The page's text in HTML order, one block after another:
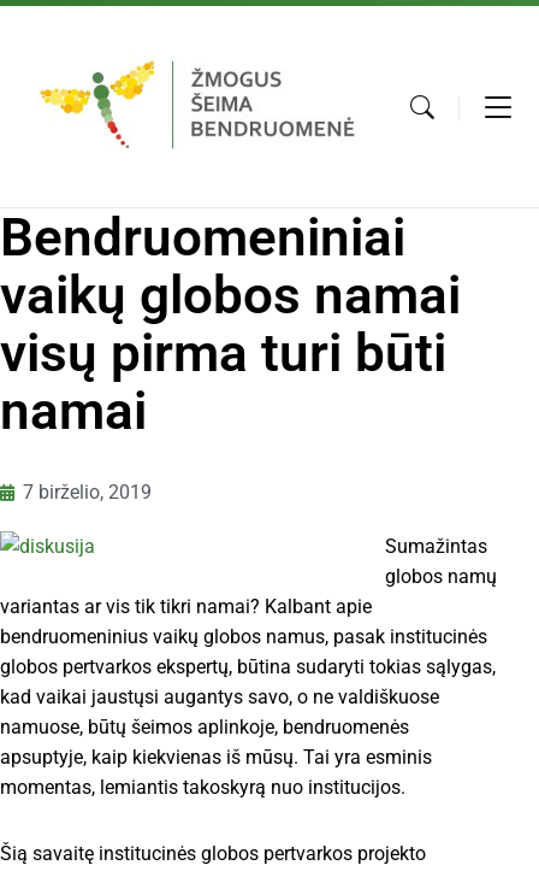
Bendruomeniniai
vaikų globos namai
visų pirma turi būti
namai
7 birželio, 2019
Sumažintas
globos namų
variantas ar vis tik tikri namai? Kalbant apie
bendruomeninius vaikų globos namus, pasak institucinės
globos pertvarkos ekspertų, būtina sudaryti tokias sąlygas,
kad vaikai jaustųsi augantys savo, o ne valdiškuose
namuose, būtų šeimos aplinkoje, bendruomenės
apsuptyje, kaip kiekvienas iš mūsų. Tai yra esminis
momentas, lemiantis takoskyrą nuo institucijos.
Šią savaitę institucinės globos pertvarkos projekto